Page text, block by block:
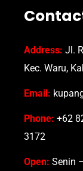
Address: Jl.
Kec. Waru,
Email:
Phone: +62
3172
Open: Senin